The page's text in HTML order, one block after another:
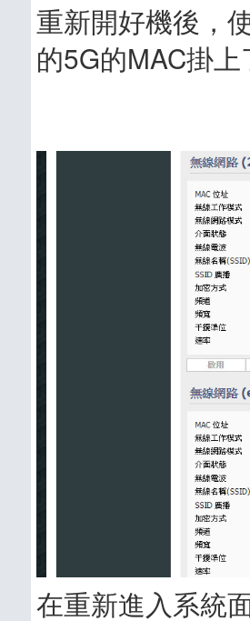
重新開好機後，
的5G的MAC掛上
在重新進入系統